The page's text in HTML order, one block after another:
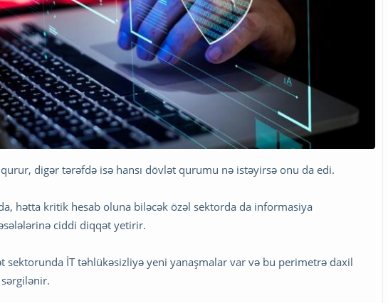
digər tərəfdə isə hansı dövlət qurumu nə istəyirsə onu da edi.
hətta kritik hesab oluna biləcək özəl sektorda da informasiya
ciddi diqqət yetirir.
İT təhlükəsizliyə yeni yanaşmalar var və bu perimetrə daxil